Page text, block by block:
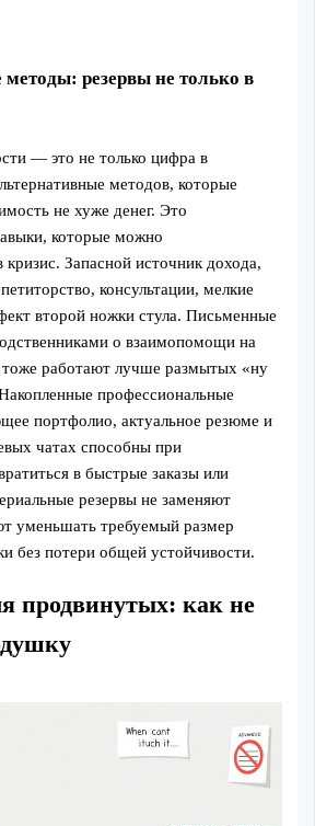
резервы не только в
— это не только цифра в
методов, которые
не хуже денег. Это
которые можно
кризис. Запасной источник дохода,
консультации, мелкие
второй ножки стула. Письменные
о взаимопомощи на
тоже работают лучше размытых «ну
профессиональные
портфолио, актуальное резюме и
чатах способны при
в быстрые заказы или
резервы не заменяют
уменьшать требуемый размер
без потери общей устойчивости.
продвинутых: как не